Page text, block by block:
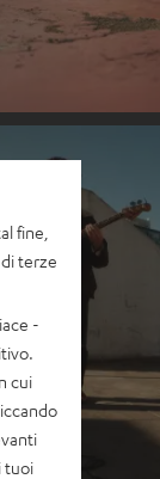
fine,
terze
-
cui
tuoi